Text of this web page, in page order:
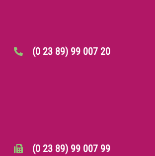
(0 23 89) 99 007 20
(0 23 89) 99 007 99